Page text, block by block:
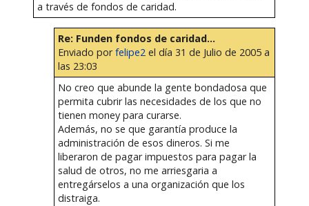
a través de fondos de caridad.
Re: Funden fondos de caridad...
Enviado porfelipe2el día 31 de Julio de 2005 a
las 23:03
No creo que abunde la gente bondadosa que
permita cubrir las necesidades de los que no
tienen money para curarse.
Además, no se que garantía produce la
administración de esos dineros. Si me
liberaron de pagar impuestos para pagar la
salud de otros, no me arriesgaria a
entregárselos a una organización que los
distraiga.